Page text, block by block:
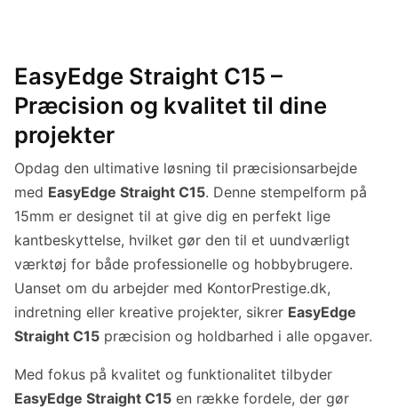
EasyEdge Straight C15 –
Præcision og kvalitet til dine
projekter
Opdag den ultimative løsning til præcisionsarbejde
med EasyEdge Straight C15. Denne stempelform på
15mm er designet til at give dig en perfekt lige
kantbeskyttelse, hvilket gør den til et uundværligt
værktøj for både professionelle og hobbybrugere.
Uanset om du arbejder med KontorPrestige.dk,
indretning eller kreative projekter, sikrer EasyEdge
Straight C15 præcision og holdbarhed i alle opgaver.
Med fokus på kvalitet og funktionalitet tilbyder
EasyEdge Straight C15 en række fordele, der gør